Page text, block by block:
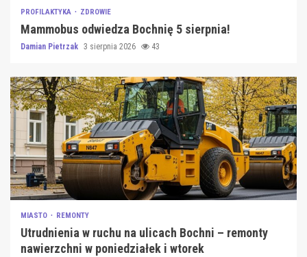
PROFILAKTYKA ZDROWIE
Mammobus odwiedza Bochnię 5 sierpnia!
Damian Pietrzak 3 sierpnia 2026 43
MIASTO REMONTY
Utrudnienia w ruchu na ulicach Bochni – remonty
nawierzchni w poniedziałek i wtorek